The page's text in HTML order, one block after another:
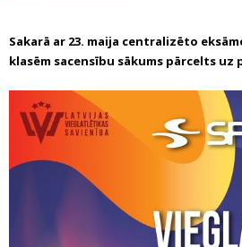
Sakarā ar 23. maija centralizēto
klasēm sacensību sākums pārcelts uz